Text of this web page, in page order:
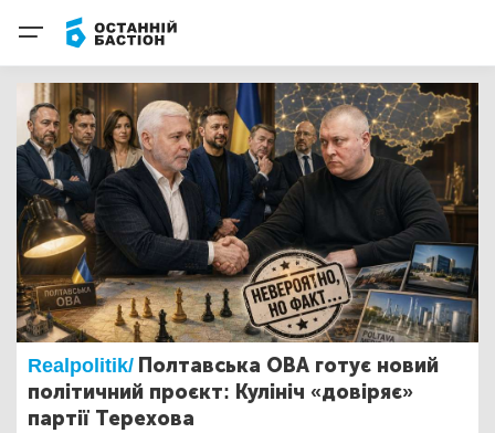
Realpolitik/ Полтавська ОВА готує новий
політичний проєкт: Кулініч «довіряє»
партії Терехова